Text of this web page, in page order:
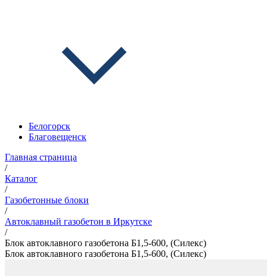
Белогорск
Благовещенск
Главная страница
/
Каталог
/
Газобетонные блоки
/
Автоклавный газобетон в Иркутске
/
Блок автоклавного газобетона Б1,5-600, (Силекс)
Блок автоклавного газобетона Б1,5-600, (Силекс)